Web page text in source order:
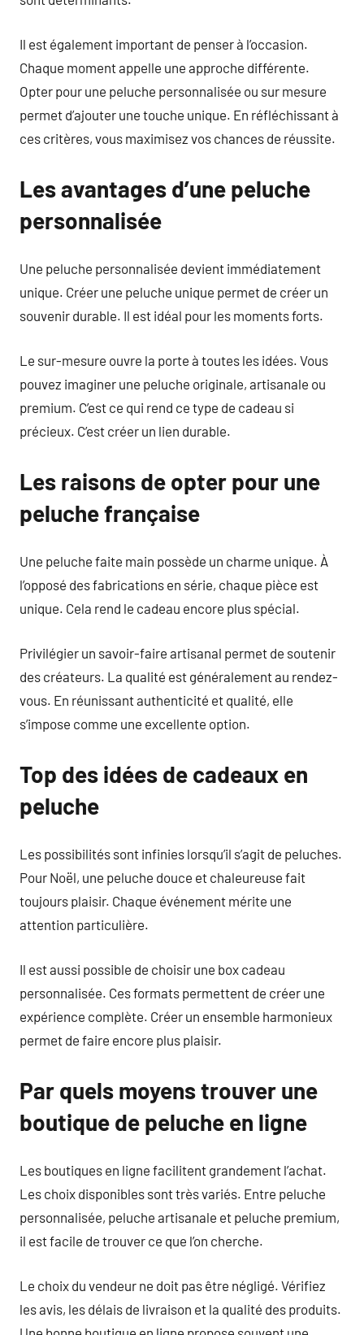
Il est également important de penser à l’occasion.
Chaque moment appelle une approche différente.
Opter pour une peluche personnalisée ou sur mesure
permet d’ajouter une touche unique. En réfléchissant à
ces critères, vous maximisez vos chances de réussite.
Les avantages d’une peluche
personnalisée
Une peluche personnalisée devient immédiatement
unique. Créer une peluche unique permet de créer un
souvenir durable. Il est idéal pour les moments forts.
Le sur-mesure ouvre la porte à toutes les idées. Vous
pouvez imaginer une peluche originale, artisanale ou
premium. C’est ce qui rend ce type de cadeau si
précieux. C’est créer un lien durable.
Les raisons de opter pour une
peluche française
Une peluche faite main possède un charme unique. À
l’opposé des fabrications en série, chaque pièce est
unique. Cela rend le cadeau encore plus spécial.
Privilégier un savoir-faire artisanal permet de soutenir
des créateurs. La qualité est généralement au rendez-
vous. En réunissant authenticité et qualité, elle
s’impose comme une excellente option.
Top des idées de cadeaux en
peluche
Les possibilités sont infinies lorsqu’il s’agit de peluches.
Pour Noël, une peluche douce et chaleureuse fait
toujours plaisir. Chaque événement mérite une
attention particulière.
Il est aussi possible de choisir une box cadeau
personnalisée. Ces formats permettent de créer une
expérience complète. Créer un ensemble harmonieux
permet de faire encore plus plaisir.
Par quels moyens trouver une
boutique de peluche en ligne
Les boutiques en ligne facilitent grandement l’achat.
Les choix disponibles sont très variés. Entre peluche
personnalisée, peluche artisanale et peluche premium,
il est facile de trouver ce que l’on cherche.
Le choix du vendeur ne doit pas être négligé. Vérifiez
les avis, les délais de livraison et la qualité des produits.